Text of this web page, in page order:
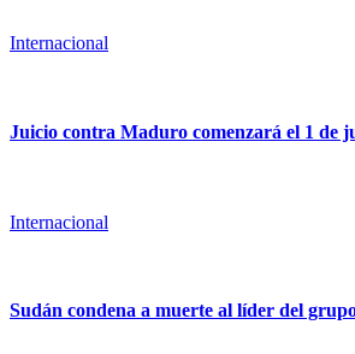
Internacional
Juicio contra Maduro comenzará el 1 de
Internacional
Sudán condena a muerte al líder del